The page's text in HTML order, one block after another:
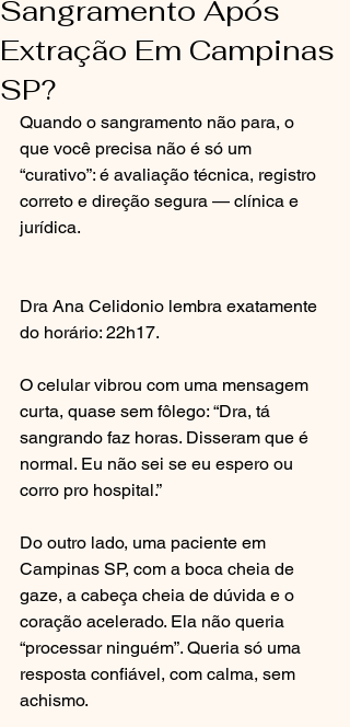
Sangramento Após
Extração Em Campinas
SP?
Quando o sangramento não para, o
que você precisa não é só um
“curativo”: é avaliação técnica, registro
correto e direção segura — clínica e
jurídica.
Dra Ana Celidonio lembra exatamente
do horário: 22h17.
O celular vibrou com uma mensagem
curta, quase sem fôlego: “Dra, tá
sangrando faz horas. Disseram que é
normal. Eu não sei se eu espero ou
corro pro hospital.”
Do outro lado, uma paciente em
Campinas SP, com a boca cheia de
gaze, a cabeça cheia de dúvida e o
coração acelerado. Ela não queria
“processar ninguém”. Queria só uma
resposta confiável, com calma, sem
achismo.